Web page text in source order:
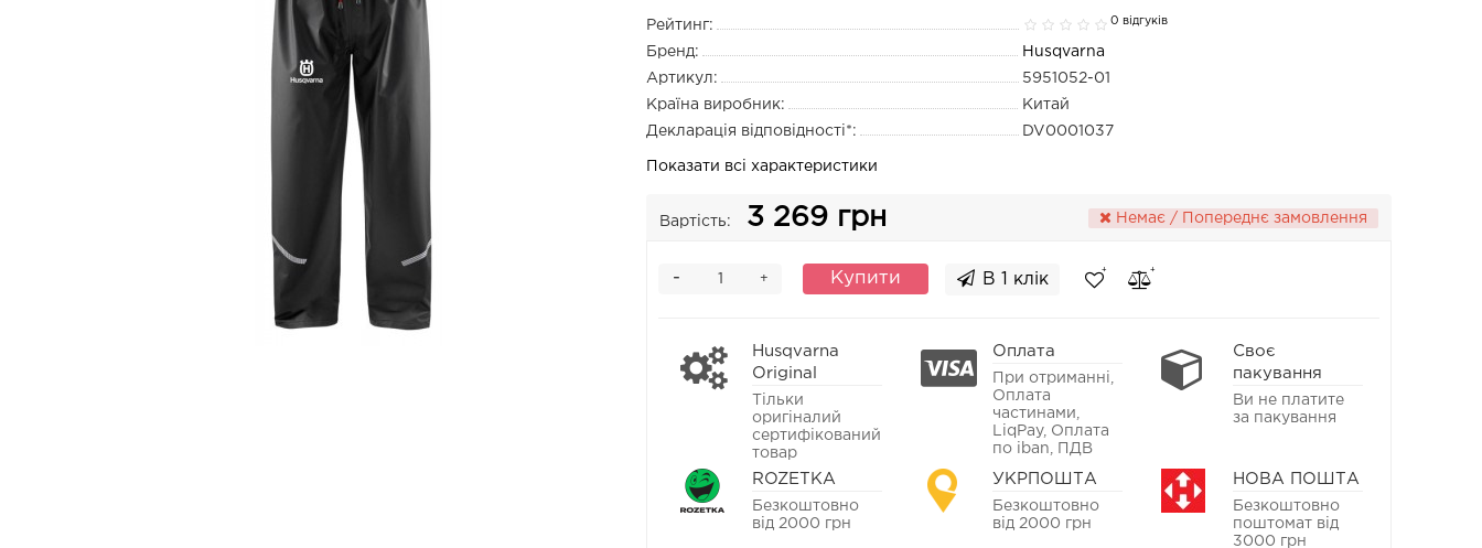
Рейтинг: 0 відгуків
Бренд:
Husqvarna
Артикул:
5951052-01
Країна виробник:
Китай
Декларація відповідності*:
DV0001037
Показати всі характеристики
Вартість: 3 269 грн Немає / Попереднє замовлення
+
- Купити В 1 клік
Husqvarna
Original
Тільки
оригіналий
сертифікований
товар
Оплата
При отриманні,
Оплата
частинами,
LiqPay, Оплата
по iban, ПДВ
Своє
пакування
Ви не платите
за пакування
ROZETKA
Безкоштовно
від 2000 грн
УКРПОШТА
Безкоштовно
від 2000 грн
НОВА ПОШТА
Безкоштовно
поштомат від
3000 грн